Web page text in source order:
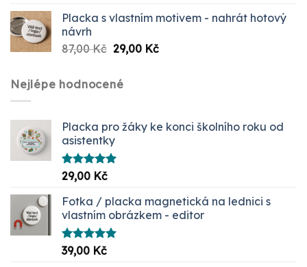
Placka s vlastním motivem - nahrát hotový
návrh
87,00Kč Původní
byla:
87,00 Kč.
29,00 KčAktuální
Nejlépe hodnocené
Placka pro žáky ke konci školního roku od
asistentky
Hodnocení
5.00
29,00 Kč
Fotka / placka magnetická na lednici s
vlastním obrázkem - editor
Hodnocení
5.00
39,00 Kč